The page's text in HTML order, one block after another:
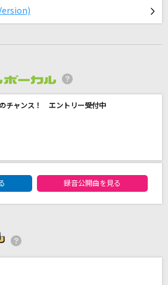
ラッド
プバージョン)
チャンス！ エントリー受付中
ボーカルエントリーランキング
録音公開曲を見る